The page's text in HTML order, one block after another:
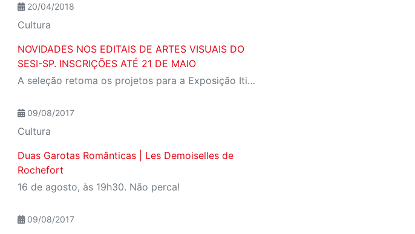
20/04/2018
Cultura
NOVIDADES NOS EDITAIS DE ARTES VISUAIS DO
SESI-SP. INSCRIÇÕES ATÉ 21 DE MAIO
A seleção retoma os projetos para a Exposição Itinerante, os trabalhos de Ocupação Artística preveem retoques para maior tempo de duração, e as obras para a Galeria de Arte Digital, na Av. Paulista, possibilitam estreias individuais e participação em mostra de acervo.
09/08/2017
Cultura
Duas Garotas Românticas | Les Demoiselles de
Rochefort
16 de agosto, às 19h30. Não perca!
09/08/2017